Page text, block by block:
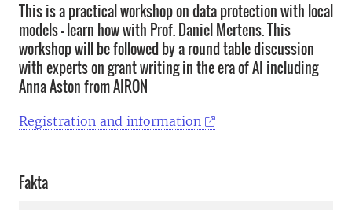
This is a practical workshop on data protection with local
models - learn how with Prof. Daniel Mertens. This
workshop will be followed by a round table discussion
with experts on grant writing in the era of AI including
Anna Aston from AIRON
Registration and information
Fakta